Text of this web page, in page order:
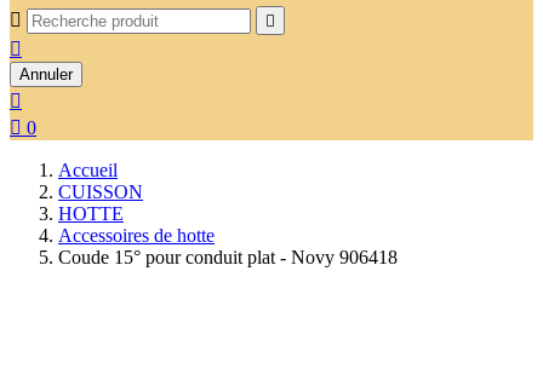
 

Annuler

 0
Accueil
CUISSON
HOTTE
Accessoires de hotte
Coude 15° pour conduit plat - Novy 906418